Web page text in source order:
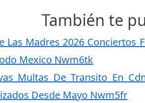
También te
Las Madres 2026 Conciertos
Mexico Nwm6tk
Multas De Transito En
Desde Mayo Nwm5fr